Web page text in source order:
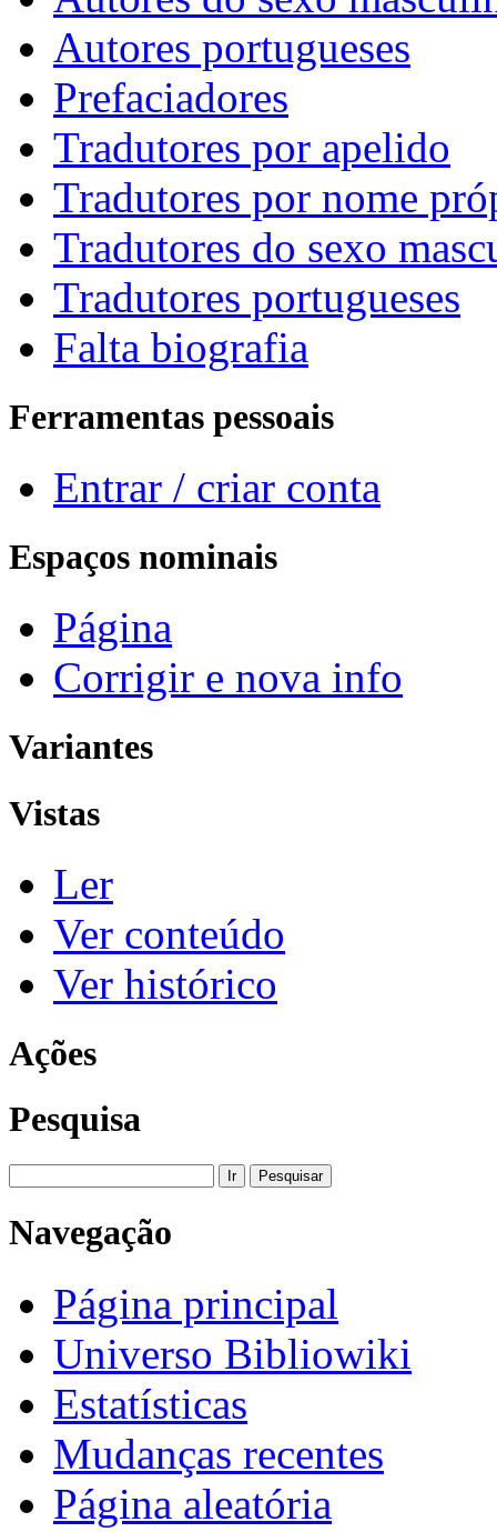
Autores portugueses
Prefaciadores
Tradutores por apelido
Tradutores por nome
Tradutores do sexo
Tradutores portugueses
Falta biografia
Ferramentas pessoais
Entrar / criar conta
Espaços nominais
Página
Corrigir e nova info
Variantes
Vistas
Ler
Ver conteúdo
Ver histórico
Ações
Pesquisa
Navegação
Página principal
Universo Bibliowiki
Estatísticas
Mudanças recentes
Página aleatória